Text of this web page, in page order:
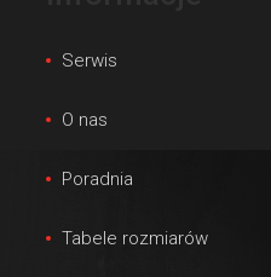
Serwis
O nas
Poradnia
Tabele rozmiarów